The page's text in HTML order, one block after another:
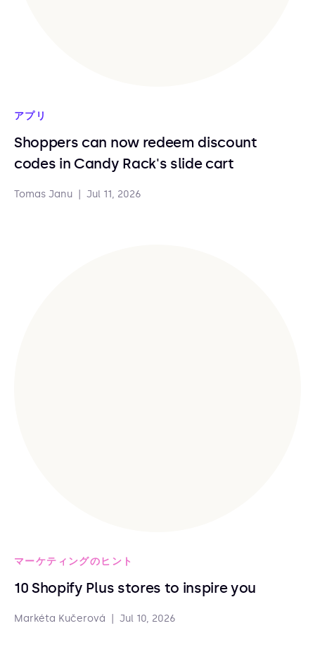
アプリ
Shoppers can now redeem discount
codes in Candy Rack's slide cart
Tomas Janu Jul 11, 2026
マーケティングのヒント
10 Shopify Plus stores to inspire you
Markéta Kučerová Jul 10, 2026